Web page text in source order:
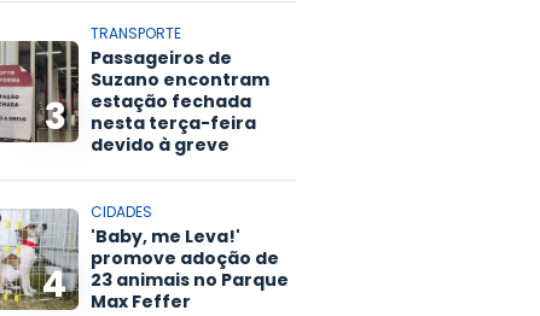
3
TRANSPORTE
Passageiros de
Suzano encontram
estação fechada
nesta terça-feira
devido à greve
4
CIDADES
'Baby, me Leva!'
promove adoção de
23 animais no Parque
Max Feffer